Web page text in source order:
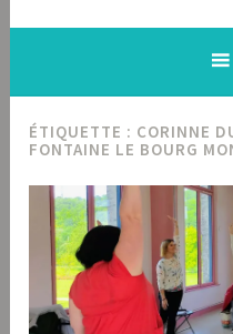
ÉTIQUETTE : CORINNE
FONTAINE LE BOURG